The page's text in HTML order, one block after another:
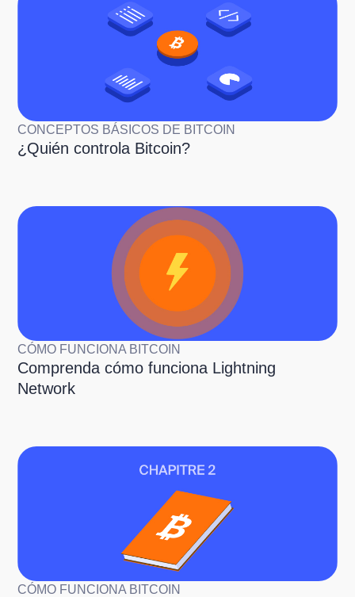
CONCEPTOS BÁSICOS DE BITCOIN
¿Quién controla Bitcoin?
CÓMO FUNCIONA BITCOIN
Comprenda cómo funciona Lightning
Network
CÓMO FUNCIONA BITCOIN